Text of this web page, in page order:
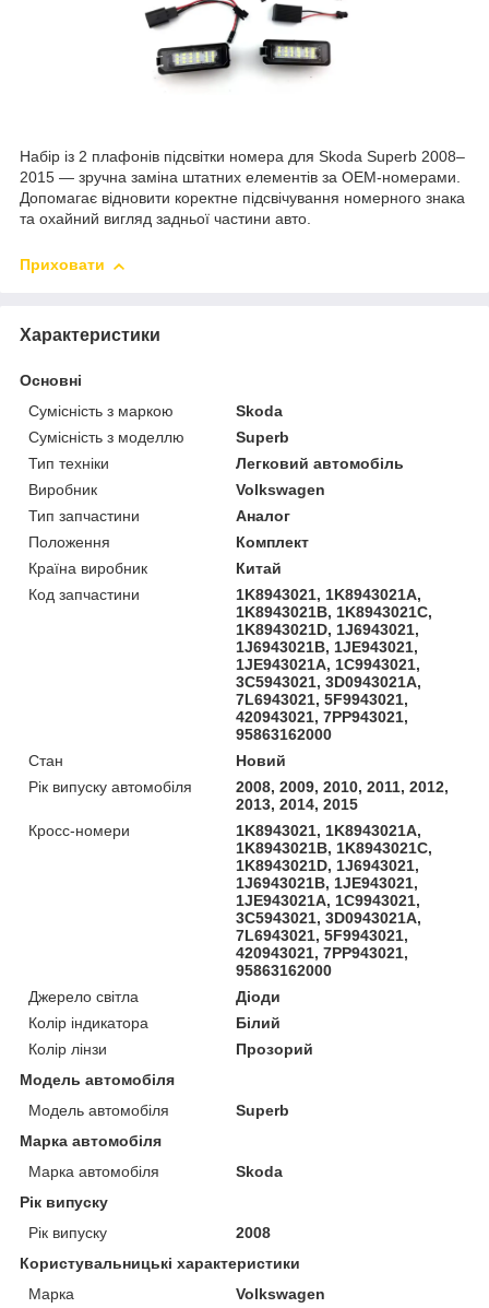
Набір із 2 плафонів підсвітки номера для Skoda Superb 2008–
2015 — зручна заміна штатних елементів за OEM-номерами.
Допомагає відновити коректне підсвічування номерного знака
та охайний вигляд задньої частини авто.
Приховати
Характеристики
Основні
Сумісність з маркою
Skoda
Сумісність з моделлю
Superb
Тип техніки
Легковий автомобіль
Виробник
Volkswagen
Тип запчастини
Аналог
Положення
Комплект
Країна виробник
Китай
Код запчастини
1K8943021, 1K8943021A,
1K8943021B, 1K8943021C,
1K8943021D, 1J6943021,
1J6943021B, 1JE943021,
1JE943021A, 1C9943021,
3C5943021, 3D0943021A,
7L6943021, 5F9943021,
420943021, 7PP943021,
95863162000
Стан
Новий
Рік випуску автомобіля
2008, 2009, 2010, 2011, 2012,
2013, 2014, 2015
Кросс-номери
1K8943021, 1K8943021A,
1K8943021B, 1K8943021C,
1K8943021D, 1J6943021,
1J6943021B, 1JE943021,
1JE943021A, 1C9943021,
3C5943021, 3D0943021A,
7L6943021, 5F9943021,
420943021, 7PP943021,
95863162000
Джерело світла
Діоди
Колір індикатора
Білий
Колір лінзи
Прозорий
Модель автомобіля
Модель автомобіля
Superb
Марка автомобіля
Марка автомобіля
Skoda
Рік випуску
Рік випуску
2008
Користувальницькі характеристики
Марка
Volkswagen